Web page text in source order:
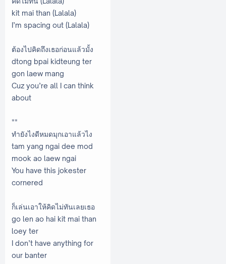
kit mai than (Lalala)
I’m spacing out (Lalala)
ต้องไปคิดถึงเธอก่อนแล้วมั้ง
dtong bpai kidteung ter
gon laew mang
Cuz you’re all I can think
about
**
ทำยังไงดีหมดมุกเอาแล้วไง
tam yang ngai dee mod
mook ao laew ngai
You have this jokester
cornered
ก็เล่นเอาให้คิดไม่ทันเลยเธอ
go len ao hai kit mai than
loey ter
I don’t have anything for
our banter